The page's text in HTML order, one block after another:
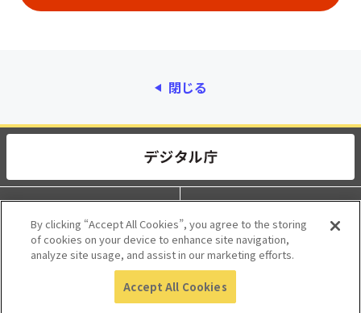
閉じる
動作環境 個人情報保護
利用規約 アクセシビリティ
© 2017 Digital Agency, Government of Japan.
By clicking “Accept All Cookies”, you agree to the storing
of cookies on your device to enhance site navigation,
analyze site usage, and assist in our marketing efforts.
Accept All Cookies